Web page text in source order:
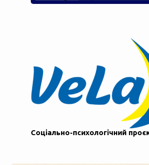
Соціально-психологічний